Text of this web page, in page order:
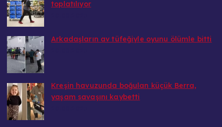
toplatılıyor
Arkadaşların av tüfeğiyle oyunu ölümle bitti
Kreşin havuzunda boğulan küçük Berra,
yaşam savaşını kaybetti